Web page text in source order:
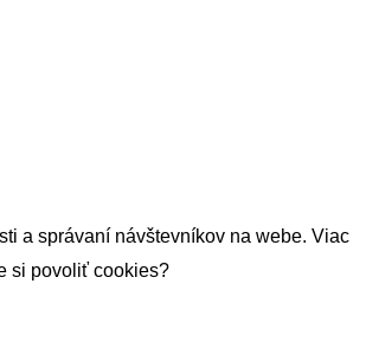
a správaní návštevníkov na webe. Viac
si povoliť cookies?